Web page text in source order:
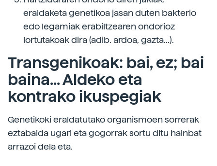
eraldaketa genetikoa jasan duten bakterio
edo legamiak erabiltzearen ondorioz
lortutakoak dira (adib. ardoa, gazta...).
Transgenikoak: bai, ez; bai
baina... Aldeko eta
kontrako ikuspegiak
Genetikoki eraldatutako organismoen sorrerak
eztabaida ugari eta gogorrak sortu ditu hainbat
arrazoi dela eta.